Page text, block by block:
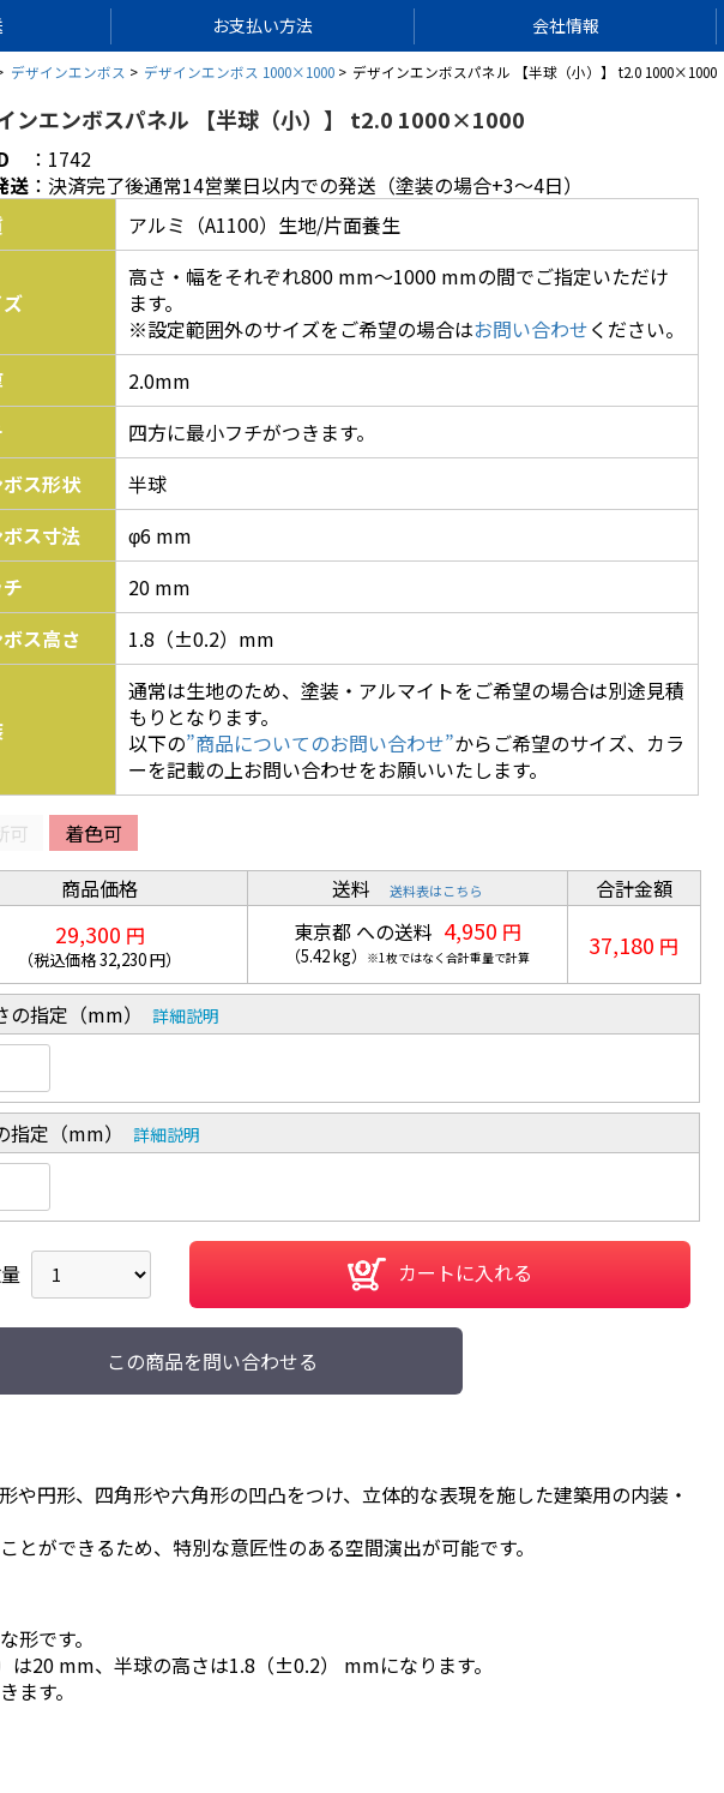
お支払い方法 会社情報
デザインエンボス デザインエンボス 1000×1000 デザインエンボスパネル 【半球（小）】 t2.0 1000×1000
ンエンボスパネル 【半球（小）】 t2.0 1000×1000
： 1742
送 ：決済完了後通常14営業日以内での発送（塗装の場合+3～4日）
アルミ（A1100）生地/片面養生
高さ・幅をそれぞれ800 mm～1000 mmの間でご指定いただけ
ます。
※設定範囲外のサイズをご希望の場合はお問い合わせください。
2.0mm
四方に最小フチがつきます。
ス形状
半球
ス寸法
φ6 mm
20 mm
ス高さ
1.8（±0.2）mm
通常は生地のため、塗装・アルマイトをご希望の場合は別途見積
もりとなります。
以下の”商品についてのお問い合わせ”からご希望のサイズ、カラ
ーを記載の上お問い合わせをお願いいたします。
可
着色可
商品価格
29,300 円
（税込価格32,230円）
送料送料表はこちら
東京都 への送料 4,950 円
（5.42kg） ※1枚ではなく合計重量で計算
合計金額
37,180 円
の指定（mm）詳細説明
指定（mm）詳細説明
カートに入れる
この商品を問い合わせる
円形、四角形や六角形の凹凸をつけ、立体的な表現を施した建築用の内装・
ができるため、特別な意匠性のある空間演出が可能です。
形です。
20 mm、半球の高さは1.8（±0.2） mmになります。
ます。